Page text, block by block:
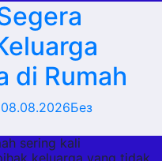
di Rumah
08.08.2026Без
sering kali
keluarga yang tidak